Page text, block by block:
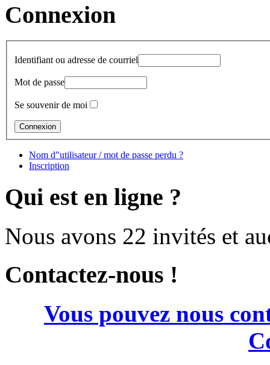
Connexion
Identifiant ou adresse de courriel
Mot de passe
Se souvenir de moi
Nom d"utilisateur / mot de passe perdu ?
Inscription
Qui est en ligne ?
Nous avons 22 invités et
Contactez-nous !
Vous pouvez nous